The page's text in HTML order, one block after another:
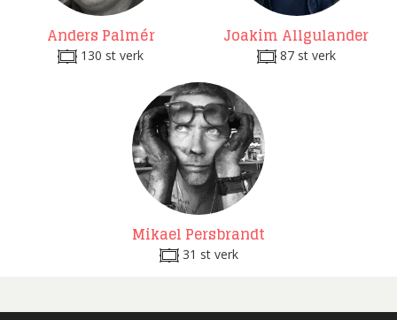
Anders Palmér
130 st verk
Joakim Allgulander
87 st verk
Mikael Persbrandt
31 st verk